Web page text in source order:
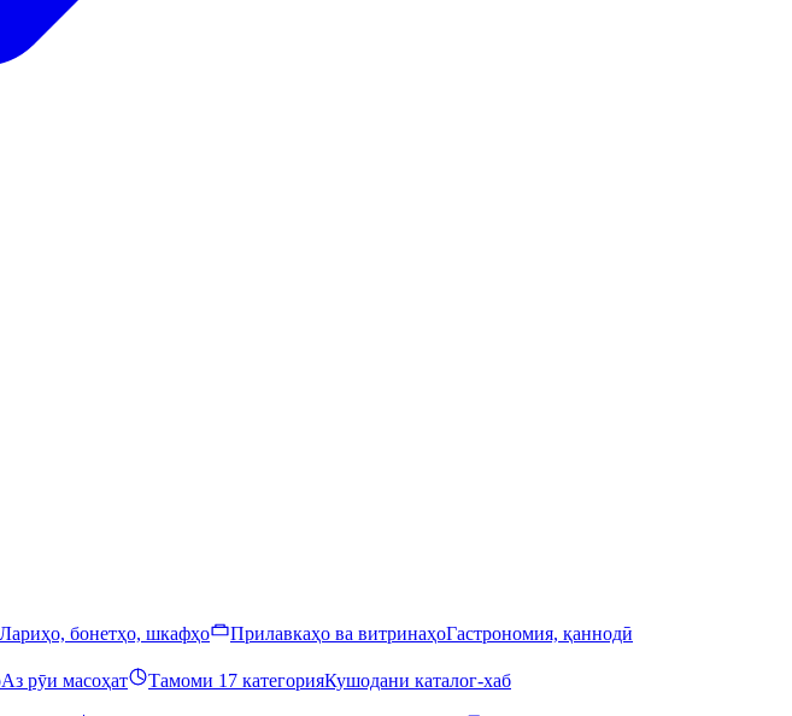
Лариҳо, бонетҳо, шкафҳо Прилавкаҳо ва витринаҳоГастрономия, қаннодӣ
Аз рӯи масоҳат Тамоми 17 категорияКушодани каталог-хаб